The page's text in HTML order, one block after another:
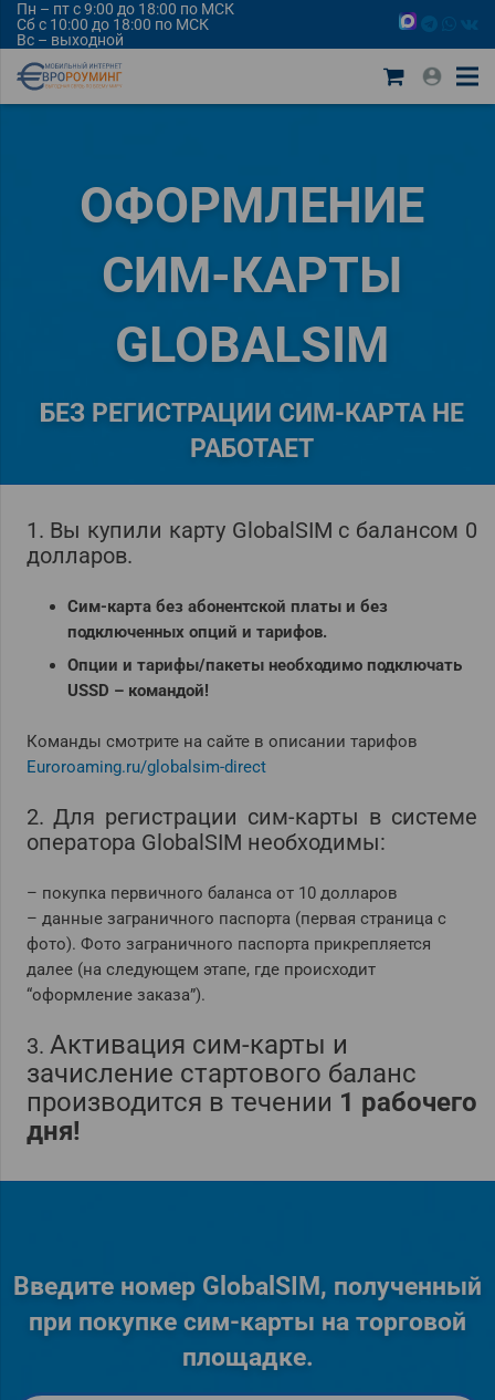
Пн – пт с 9:00 до 18:00 по МСК
Сб с 10:00 до 18:00 по МСК
Вс – выходной
ОФОРМЛЕНИЕ
СИМ-КАРТЫ
GLOBALSIM
БЕЗ РЕГИСТРАЦИИ СИМ-КАРТА НЕ
РАБОТАЕТ
1. Вы купили карту GlobalSIM с балансом 0
долларов.
Сим-карта без абонентской платы и без
подключенных опций и тарифов.
Опции и тарифы/пакеты необходимо подключать
USSD – командой!
Команды смотрите на сайте в описании тарифов
Euroroaming.ru/globalsim-direct
2. Для регистрации сим-карты в системе
оператора GlobalSIM необходимы:
– покупка первичного баланса от 10 долларов
– данные заграничного паспорта (первая страница с
фото). Фото заграничного паспорта прикрепляется
далее (на следующем этапе, где происходит
“оформление заказа”).
3. Активация сим-карты и
зачисление стартового баланс
производится в течении 1 рабочего
дня!
Введите номер GlobalSIM, полученный
при покупке сим-карты на торговой
площадке.